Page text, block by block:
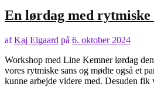
En lørdag med rytmiske
afKaj Elgaard på 6. oktober 2024
Workshop med Line Kemner lørdag
vores rytmiske sans og mødte også et
kunne arbejde videre med. Desuden